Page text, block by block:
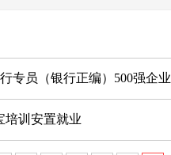
专员（银行正编）500强企业
培训安置就业